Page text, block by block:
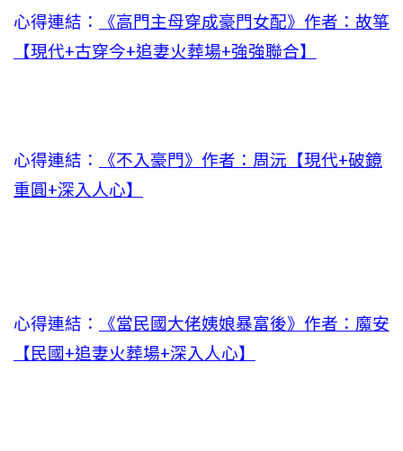
心得連結：
《高門主母穿成豪門女配》作者：故箏
【現代+古穿今+追妻火葬場+強強聯合】
心得連結：
《不入豪門》作者：周沅【現代+破鏡
重圓+深入人心】
心得連結：
《當民國大佬姨娘暴富後》作者：魔安
【民國+追妻火葬場+深入人心】